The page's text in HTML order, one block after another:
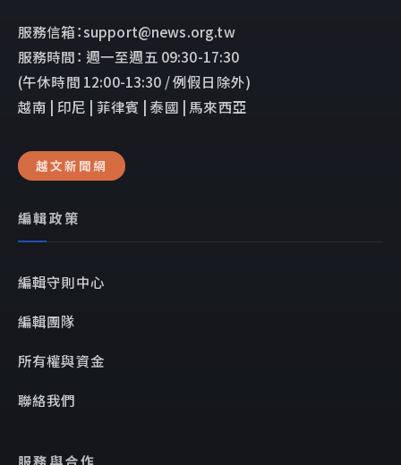
服務信箱：support@news.org.tw
服務時間： 週一至週五 09:30-17:30
(午休時間 12:00-13:30 / 例假日除外)
越南 | 印尼 | 菲律賓 | 泰國 | 馬來西亞
越文新聞網
編輯政策
編輯守則中心
編輯團隊
所有權與資金
聯絡我們
服務與合作